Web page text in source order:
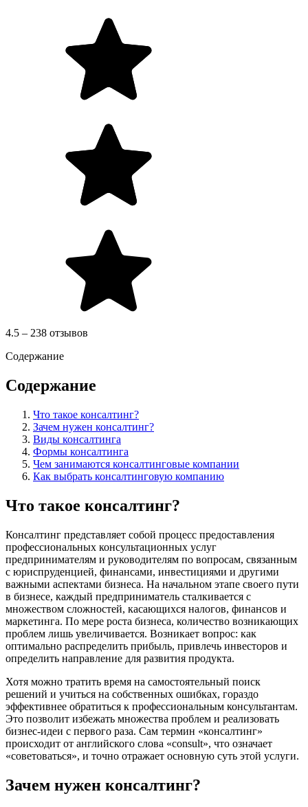
4.5 – 238 отзывов
Содержание
Содержание
Что такое консалтинг?
Зачем нужен консалтинг?
Виды консалтинга
Формы консалтинга
Чем занимаются консалтинговые компании
Как выбрать консалтинговую компанию
Что такое консалтинг?
Консалтинг представляет собой процесс предоставления
профессиональных консультационных услуг
предпринимателям и руководителям по вопросам, связанным
с юриспруденцией, финансами, инвестициями и другими
важными аспектами бизнеса. На начальном этапе своего пути
в бизнесе, каждый предприниматель сталкивается с
множеством сложностей, касающихся налогов, финансов и
маркетинга. По мере роста бизнеса, количество возникающих
проблем лишь увеличивается. Возникает вопрос: как
оптимально распределить прибыль, привлечь инвесторов и
определить направление для развития продукта.
Хотя можно тратить время на самостоятельный поиск
решений и учиться на собственных ошибках, гораздо
эффективнее обратиться к профессиональным консультантам.
Это позволит избежать множества проблем и реализовать
бизнес-идеи с первого раза. Сам термин «консалтинг»
происходит от английского слова «consult», что означает
«советоваться», и точно отражает основную суть этой услуги.
Зачем нужен консалтинг?